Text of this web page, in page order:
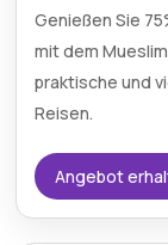
Genießen Sie
mit dem
praktische und
Reisen.
Angebot